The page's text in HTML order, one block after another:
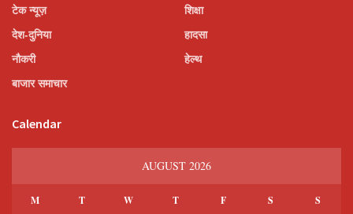
टेक न्यूज़
देश-दुनिया
नौकरी
बाजार समाचार
शिक्षा
हादसा
हेल्थ
Calendar
AUGUST 2026
M T W T F S S